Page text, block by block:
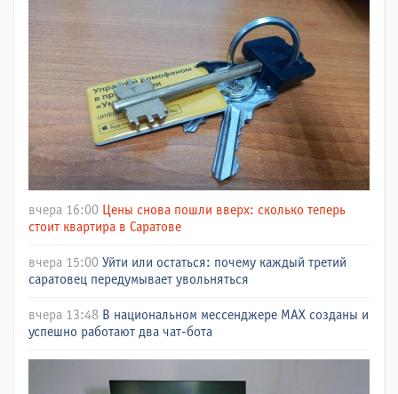
вчера 16:00 Цены снова пошли вверх: сколько теперь
стоит квартира в Саратове
вчера 15:00 Уйти или остаться: почему каждый третий
саратовец передумывает увольняться
вчера 13:48 В национальном мессенджере МАХ созданы и
успешно работают два чат-бота